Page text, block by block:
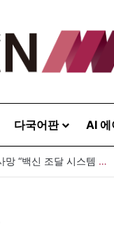
다국어판 AI 에
방글라데시 홍역 비상, 5개월 간 어린이 860명 사망 “백신 조달 시스템 변경이 화근”